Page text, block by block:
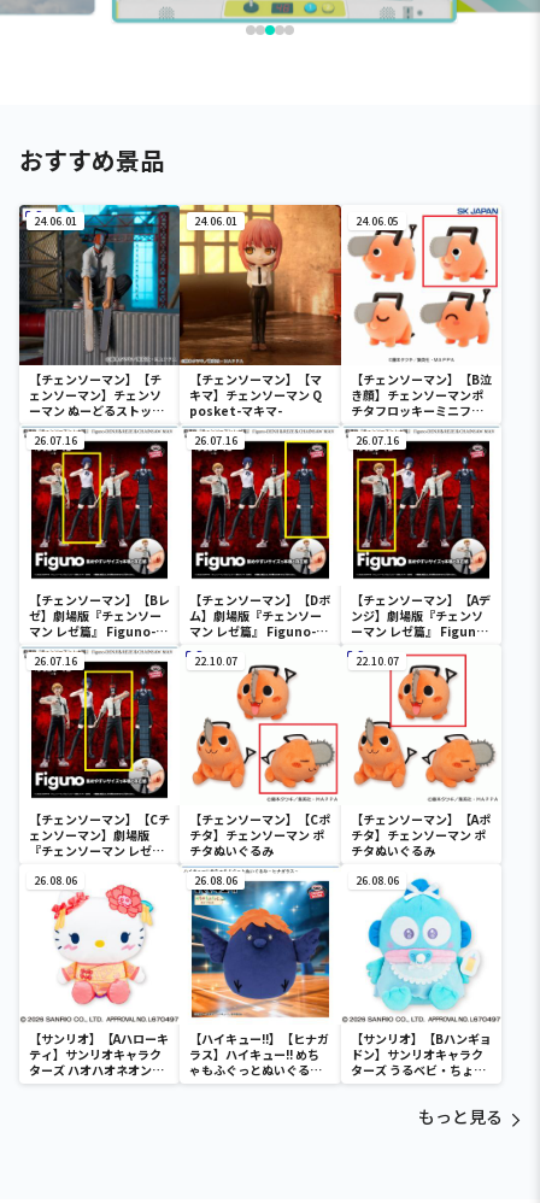
おすすめ景品
24.06.01
【チェンソーマン】【チ
ェンソーマン】チェンソ
ーマン ぬーどるストッパ
ーフィギュアーチェンソ
ーマンー
24.06.01
【チェンソーマン】【マ
キマ】チェンソーマン Q
posket-マキマ-
24.06.05
【チェンソーマン】【B泣
き顔】チェンソーマンポ
チタフロッキーミニフィ
ギュア
26.07.16
【チェンソーマン】【Bレ
ゼ】劇場版『チェンソー
マン レゼ篇』 Figuno-
DENJI＆REZE＆
CHAINSAW MAN＆
BOMB-
26.07.16
【チェンソーマン】【Dボ
ム】劇場版『チェンソー
マン レゼ篇』 Figuno-
CHAINSAW MAN＆
26.07.16
【チェンソーマン】【Aデ
ンジ】劇場版『チェンソ
ーマン レゼ篇』 Figuno-
CHAINSAW MAN＆
26.07.16
【チェンソーマン】【Cチ
ェンソーマン】劇場版
『チェンソーマン レゼ
REZE＆CHAINSAW MAN
＆BOMB-
22.10.07
【チェンソーマン】【Cポ
チタ】チェンソーマン ポ
チタぬいぐるみ
22.10.07
【チェンソーマン】【Aポ
チタ】チェンソーマン ポ
チタぬいぐるみ
26.08.06
【サンリオ】【Aハローキ
ティ】サンリオキャラク
ターズ ハオハオネオンタ
ウンドールBIGタイプ1
26.08.06
【ハイキュー!!】【ヒナガ
ラス】ハイキュー!! めち
ゃもふぐっとぬいぐるみ
～ヒナガラス～
26.08.06
【サンリオ】【Bハンギョ
ドン】サンリオキャラク
ターズ うるベビ・ちょい
デカドール
もっと見る